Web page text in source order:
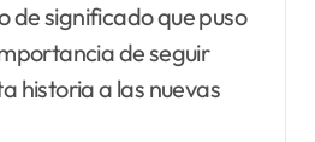
de significado que puso
de seguir
historia a las nuevas